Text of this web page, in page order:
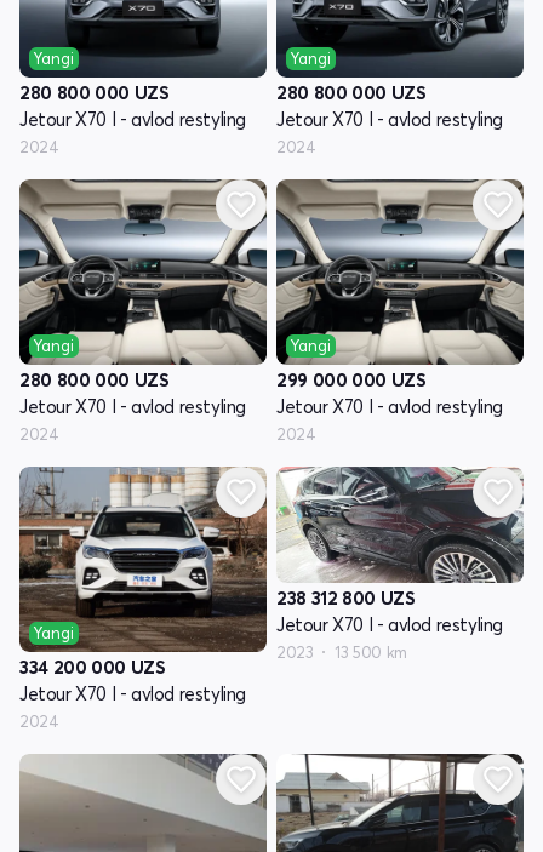
Yangi
280 800 000 UZS
Jetour X70 I - avlod restyling
2024
Yangi
280 800 000 UZS
Jetour X70 I - avlod restyling
2024
Yangi
280 800 000 UZS
Jetour X70 I - avlod restyling
2024
Yangi
299 000 000 UZS
Jetour X70 I - avlod restyling
2024
Yangi
334 200 000 UZS
Jetour X70 I - avlod restyling
2024
238 312 800 UZS
Jetour X70 I - avlod restyling
2023 13 500 km